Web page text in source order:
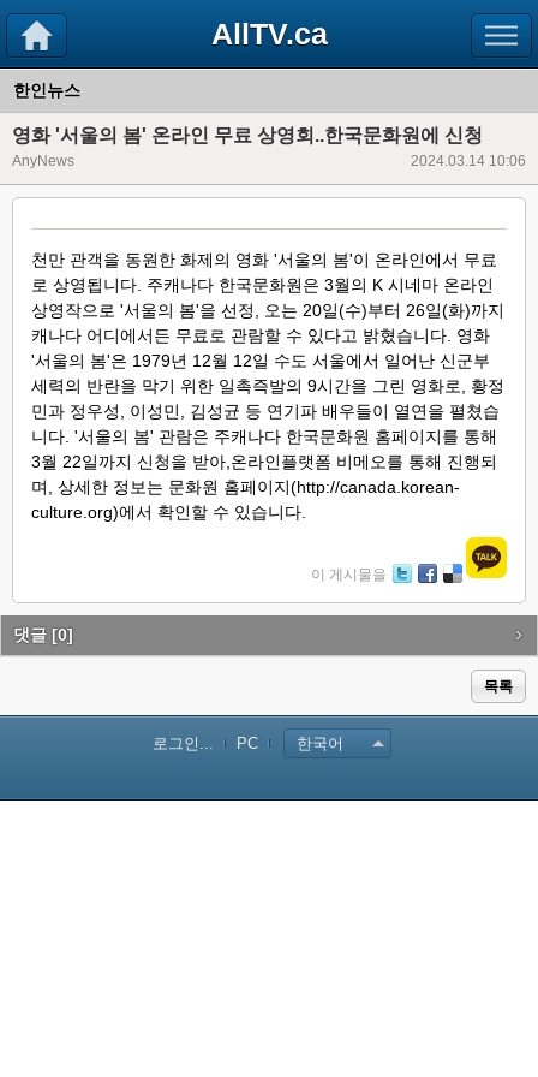
AllTV.ca
한인뉴스
영화 '서울의 봄' 온라인 무료 상영회..한국문화원에 신청
AnyNews 2024.03.14 10:06
천만 관객을 동원한 화제의 영화 '서울의 봄'이 온라인에서 무료
로 상영됩니다. 주캐나다 한국문화원은 3월의 K 시네마 온라인
상영작으로 '서울의 봄'을 선정, 오는 20일(수)부터 26일(화)까지
캐나다 어디에서든 무료로 관람할 수 있다고 밝혔습니다. 영화
'서울의 봄'은 1979년 12월 12일 수도 서울에서 일어난 신군부
세력의 반란을 막기 위한 일촉즉발의 9시간을 그린 영화로, 황정
민과 정우성, 이성민, 김성균 등 연기파 배우들이 열연을 펼쳤습
니다. '서울의 봄' 관람은 주캐나다 한국문화원 홈페이지를 통해
3월 22일까지 신청을 받아,온라인플랫폼 비메오를 통해 진행되
며, 상세한 정보는 문화원 홈페이지(http://canada.korean-
culture.org)에서 확인할 수 있습니다.
이 게시물을
itte ce lici
댓글 [0]
목록
로그인... PC 한국어